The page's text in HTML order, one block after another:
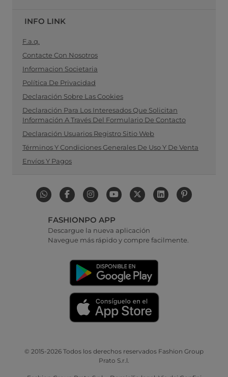
INFO LINK
F.a.q.
Contacte Con Nosotros
Informacion Societaria
Política De Privacidad
Declaración Sobre Las Cookies
Declaración Para Los Interesados Que Solicitan
Información A Través Del Formulario De Contacto
Declaración Usuarios Registro Sitio Web
Términos Y Condiciones Generales De Uso Y De Venta
Envíos Y Pagos
FASHIONPO APP
Descargue la nueva aplicación
Navegue más rápido y compre facilmente.
© 2015-2026 Todos los derechos reservados Fashion Group
Prato S.r.l.